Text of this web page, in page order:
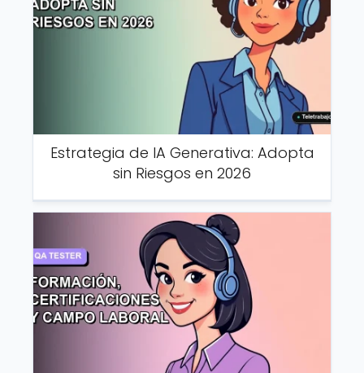
Estrategia de IA Generativa: Adopta
sin Riesgos en 2026